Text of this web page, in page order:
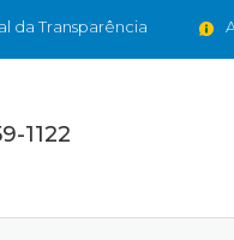
da Transparência
1122